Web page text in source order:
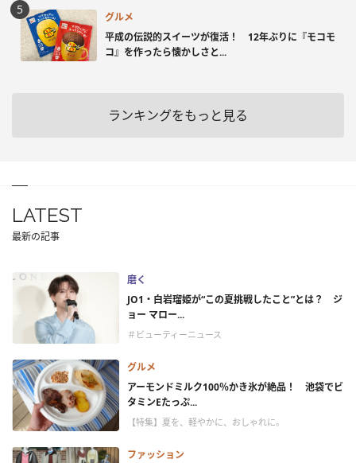
グルメ
平成の伝説的スイーツが復活！ 12年ぶりに『モコモ
コ』を作ったら懐かしさと...
ランキングをもっと見る
LATEST
最新の記事
磨く
JO1・白岩瑠姫が“この夏挑戦したこと”とは？ ジ
ョー マロー...
＃ビューティーニュース
グルメ
アーモンドミルク100％かき氷が絶品！ 池袋でビ
タミンEたっぷ...
【特集】夏を、軽やかに、おしゃれに。
ファッション